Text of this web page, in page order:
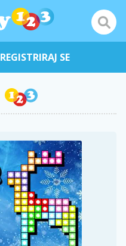
REGISTRIRAJ SE